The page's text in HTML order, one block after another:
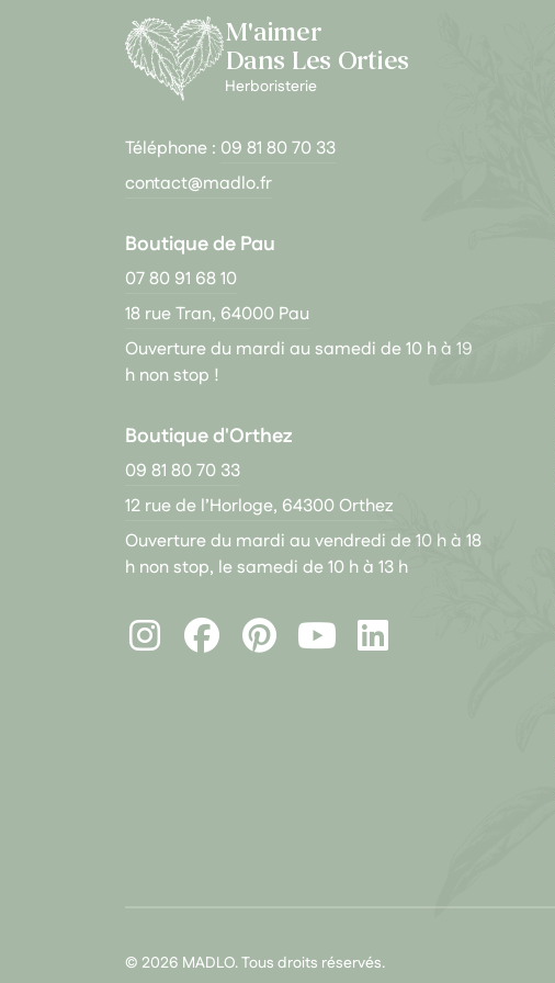
M'aimer
Dans Les Orties
Herboristerie
Téléphone : 09 81 80 70 33
contact@madlo.fr
Boutique de Pau
07 80 91 68 10
18 rue Tran, 64000 Pau
Ouverture du mardi au samedi de 10 h à 19
h non stop !
Boutique d'Orthez
09 81 80 70 33
12 rue de l’Horloge, 64300 Orthez
Ouverture du mardi au vendredi de 10 h à 18
h non stop, le samedi de 10 h à 13 h
InstagramFacebookPinterest
LinkedIn
© 2026 MADLO. Tous droits réservés.